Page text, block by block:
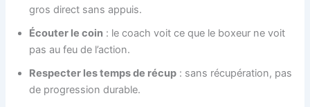
gros direct sans appuis.
Écouter le coin : le coach voit ce que le boxeur ne voit
pas au feu de l’action.
Respecter les temps de récup : sans récupération, pas
de progression durable.